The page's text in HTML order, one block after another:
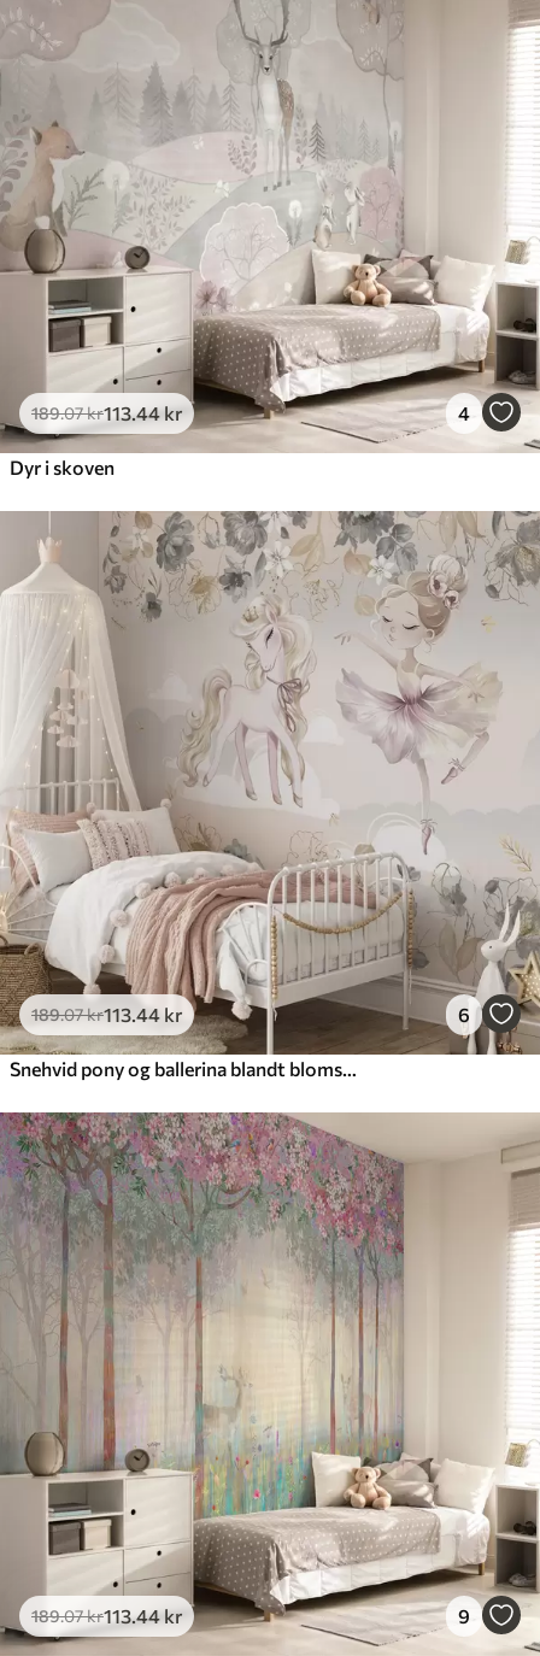
189.07kr113.44 kr 4
Dyr i skoven
189.07kr113 .44 kr 6
189.07kr113.44 kr 9